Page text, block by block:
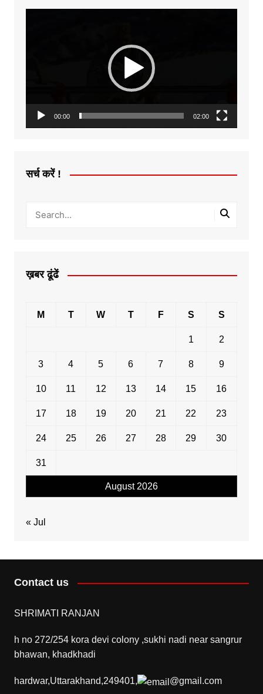
00:00 02:00
सर्च करें !
ख़बर ढूंढें
August 2026
M T W T F S S
1 2
3 4 5 6 7 8 9
10 11 12 13 14 15 16
17 18 19 20 21 22 23
24 25 26 27 28 29 30
31
« Jul
Contact us
SHRIMATI RANJAN
h no 272/254 kora devi colony ,sukhi nadi near sangrur
bhawan, khadkhadi
hardwar,Uttarakhand,249401, @gmail.com